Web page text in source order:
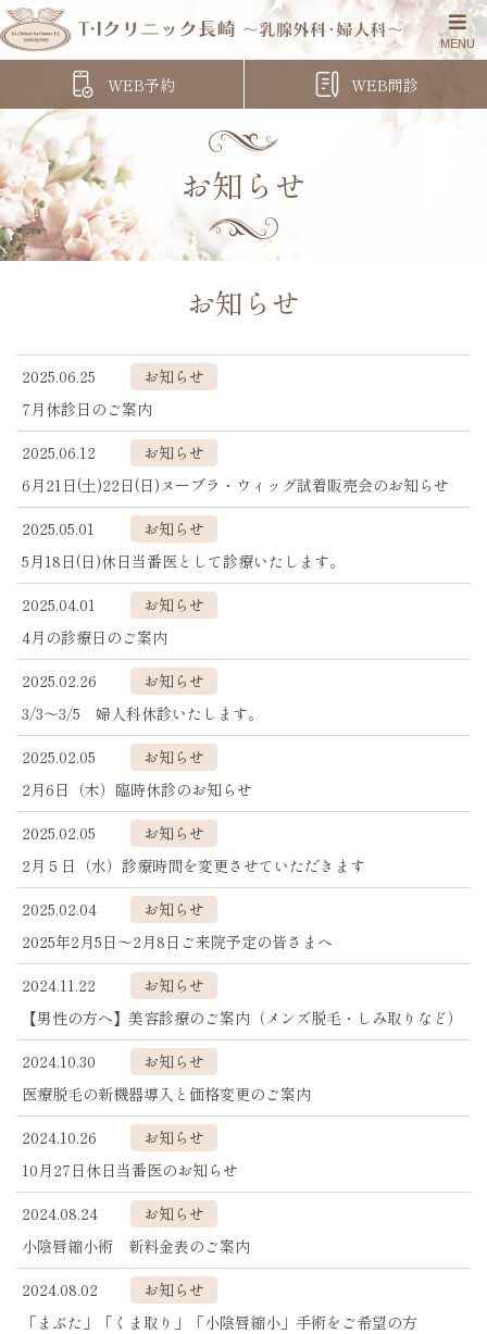
WEB予約 WEB問診
お知らせ
お知らせ
2025.06.25
お知らせ
7月休診日のご案内
2025.06.12
お知らせ
6月21日(土)22日(日)ヌーブラ・ウィッグ試着販売会のお知らせ
2025.05.01
お知らせ
5月18日(日)休日当番医として診療いたします。
2025.04.01
お知らせ
4月の診療日のご案内
2025.02.26
お知らせ
3/3～3/5 婦人科休診いたします。
2025.02.05
お知らせ
2月6日（木）臨時休診のお知らせ
2025.02.05
お知らせ
2月５日（水）診療時間を変更させていただきます
2025.02.04
お知らせ
2025年2月5日～2月8日ご来院予定の皆さまへ
2024.11.22
お知らせ
【男性の方へ】美容診療のご案内（メンズ脱毛・しみ取りなど）
2024.10.30
お知らせ
医療脱毛の新機器導入と価格変更のご案内
2024.10.26
お知らせ
10月27日休日当番医のお知らせ
2024.08.24
お知らせ
小陰唇縮小術 新料金表のご案内
2024.08.02
お知らせ
「まぶた」「くま取り」「小陰唇縮小」手術をご希望の方